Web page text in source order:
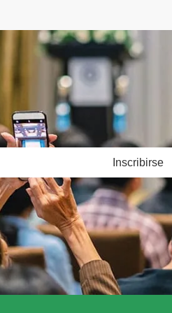
Inscribirse